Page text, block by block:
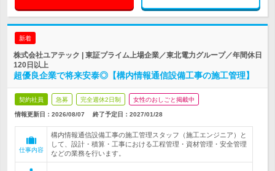
新着
株式会社ユアテック | 東証プライム上場企業／東北電力グループ／年間休日
120日以上
超優良企業で将来安泰◎【構内情報通信設備工事の施工管理】
契約社員 急募 完全週休2日制 女性のおしごと掲載中
情報更新日：2026/08/07 終了予定日： 2027/01/28
仕事内容
構内情報通信設備工事の施工管理スタッフ（施工エンジニア）と
して、設計・積算・工事における工程管理・資材管理・安全管理
などの業務を行います。